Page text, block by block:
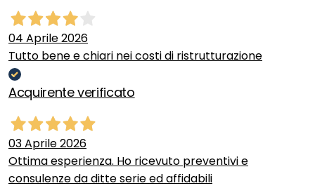
04 Aprile 2026
Tutto bene e chiari nei costi di ristrutturazione
Acquirente verificato
03 Aprile 2026
Ottima esperienza. Ho ricevuto preventivi e
consulenze da ditte serie ed affidabili